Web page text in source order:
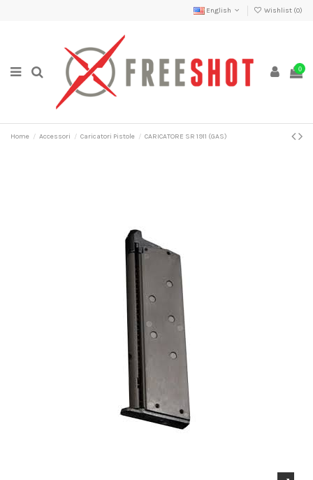
English Wishlist (0)
0
Home Accessori Caricatori Pistole CARICATORE SR 1911 (GAS)